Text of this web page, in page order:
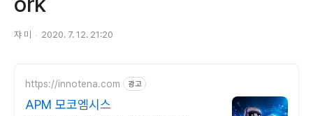
쟈 미 2020. 7. 12. 21:20
https://innotena.com 광고
APM 모코엠시스